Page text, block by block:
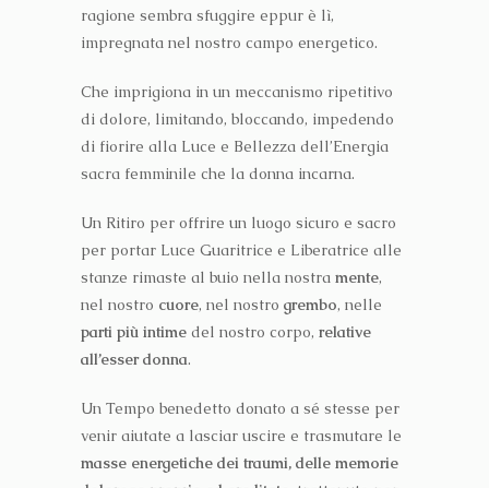
ragione sembra sfuggire eppur è lì,
impregnata nel nostro campo energetico.
Che imprigiona in un meccanismo ripetitivo
di dolore, limitando, bloccando, impedendo
di fiorire alla Luce e Bellezza dell’Energia
sacra femminile che la donna incarna.
Un Ritiro per offrire un luogo sicuro e sacro
per portar Luce Guaritrice e Liberatrice alle
stanze rimaste al buio nella nostra mente,
nel nostro cuore, nel nostro grembo, nelle
parti più intime del nostro corpo, relative
all’esser donna.
Un Tempo benedetto donato a sé stesse per
venir aiutate a lasciar uscire e trasmutare le
masse energetiche dei traumi, delle memorie